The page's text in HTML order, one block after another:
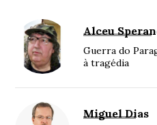
Alceu
Guerra do
à tragédia
Miguel Dias